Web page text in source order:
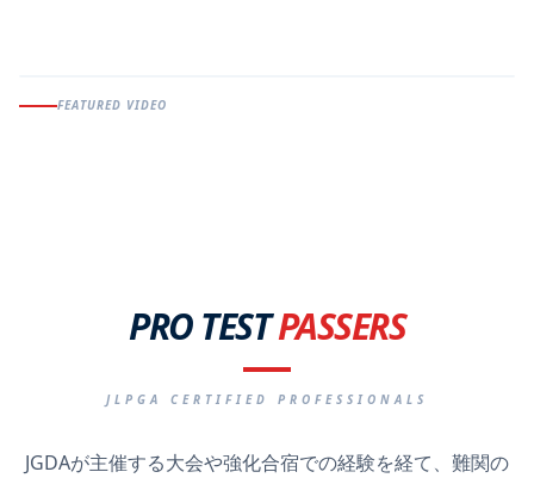
FEATURED VIDEO
PRO TESTPASSERS
JLPGA CERTIFIED PROFESSIONALS
JGDAが主催する大会や強化合宿での経験を経て、難関の